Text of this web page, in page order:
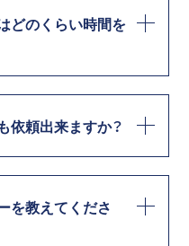
どのくらい時間を
依頼出来ますか？
を教えてくださ